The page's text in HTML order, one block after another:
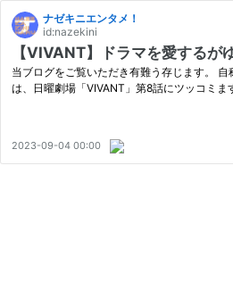
ナゼキニエンタメ！
id:nazekini
【VIVANT】ドラマを愛するが
当ブログをご覧いただき有難う存じます。
は、日曜劇場「VIVANT」第8話にツッコミ
2023-09-04 00:00